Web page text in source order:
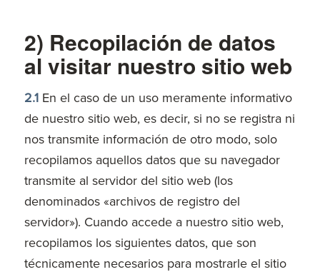
2) Recopilación de datos
al visitar nuestro sitio web
2.1En el caso de un uso meramente informativo
de nuestro sitio web, es decir, si no se registra ni
nos transmite información de otro modo, solo
recopilamos aquellos datos que su navegador
transmite al servidor del sitio web (los
denominados «archivos de registro del
servidor»). Cuando accede a nuestro sitio web,
recopilamos los siguientes datos, que son
técnicamente necesarios para mostrarle el sitio